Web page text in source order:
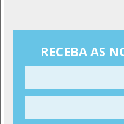
RECEBA AS